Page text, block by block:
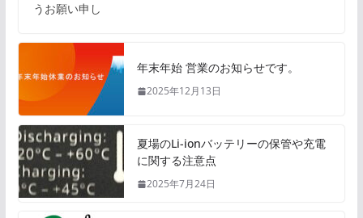
うお願い申し
年末年始 営業のお知らせです。
2025年12月13日
夏場のLi-ionバッテリーの保管や充電
に関する注意点
2025年7月24日